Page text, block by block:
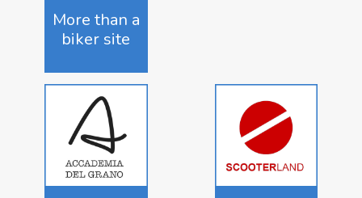
More than a
biker site